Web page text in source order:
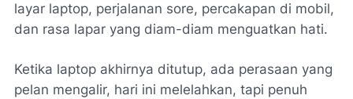
layar laptop, perjalanan sore, percakapan di mobil,
dan rasa lapar yang diam-diam menguatkan hati.
Ketika laptop akhirnya ditutup, ada perasaan yang
pelan mengalir, hari ini melelahkan, tapi penuh